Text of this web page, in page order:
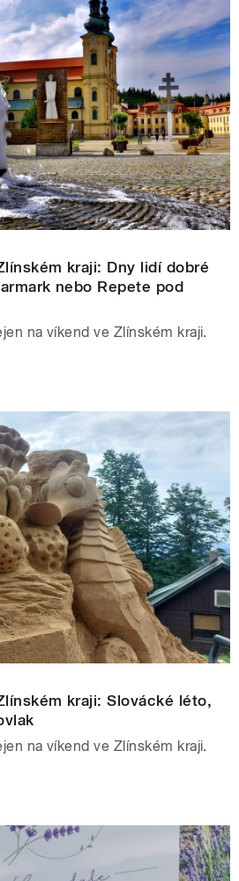
kraji: Dny lidí dobré
nebo Repete pod
na víkend ve Zlínském kraji.
kraji: Slovácké léto,
na víkend ve Zlínském kraji.